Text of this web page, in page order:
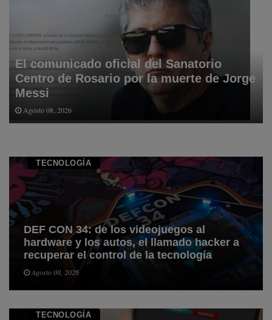
El comunicado oficial del Sanatorio
Centro de Rosario por la muerte de Jorge
Messi
Agosto 08, 2026
TECNOLOGÍ­A
DEF CON 34: de los videojuegos al
hardware y los autos, el llamado hacker a
recuperar el control de la tecnología
Agosto 08, 2026
TECNOLOGÍ­A